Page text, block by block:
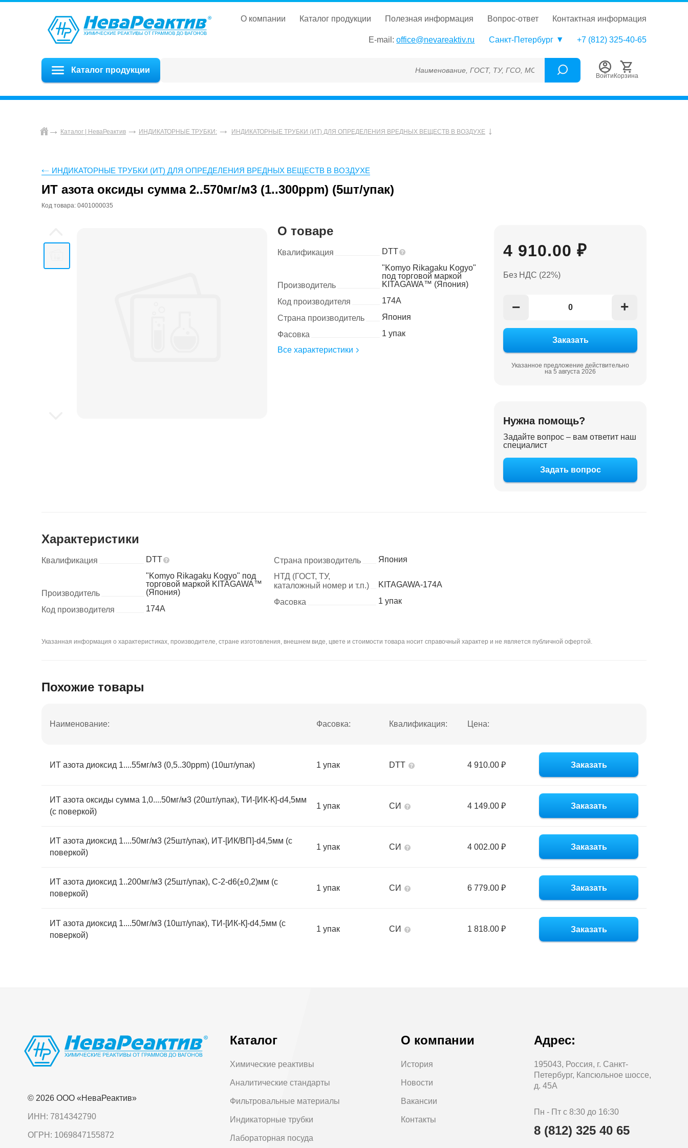
о компании каталог продукции полезная информация вопрос-ответ контактная информация
E-mail: office@nevareaktiv.ru Санкт-Петербург +7 (812) 325-40-65
Каталог продукции Наименование, ГОСТ, ТУ, ГСО, МСО, ОСО, СОП, ГРСИ, Каталожный номер (Артикул),
Войти Корзина
Каталог | НеваРеактив ИНДИКАТОРНЫЕ ТРУБКИ: ИНДИКАТОРНЫЕ ТРУБКИ (ИТ) ДЛЯ ОПРЕДЕЛЕНИЯ ВРЕДНЫХ ВЕЩЕСТВ В ВОЗДУХЕ
ИНДИКАТОРНЫЕ ТРУБКИ (ИТ) ДЛЯ ОПРЕДЕЛЕНИЯ ВРЕДНЫХ ВЕЩЕСТВ В ВОЗДУХЕ
ИТ азота оксиды сумма 2..570мг/м3 (1..300ppm) (5шт/упак)
Код товара: 0401000035
4 910.00 ₽
Без НДС (22%)
− +
Указанное предложение действительно
на 5 августа 2026
О товаре
Квалификация DTT
Производитель
"Komyo Rikagaku Kogyo"
под торговой маркой
KITAGAWA™ (Япония)
Код производителя
174A
Страна производитель
Япония
Фасовка
1 упак
Все характеристики
Нужна помощь?
Задайте вопрос – вам ответит наш
специалист
Задать вопрос
Характеристики
Квалификация DTT
Производитель
"Komyo Rikagaku Kogyo" под
торговой маркой KITAGAWA™
(Япония)
Код производителя
174A
Страна производитель
Япония
НТД (ГОСТ, ТУ,
каталожный номер и т.п.)
KITAGAWA-174A
Фасовка
1 упак
Указанная информация о характеристиках, производителе, стране изготовления, внешнем виде, цвете и стоимости товара носит справочный характер и не является публичной офертой.
Похожие товары
Наименование: Фасовка: Квалификация: Цена:
ИТ азота диоксид 1....55мг/м3 (0,5..30ppm) (10шт/упак) 1 упак DTT 4 910.00 ₽ Заказать
ИТ азота оксиды сумма 1,0....50мг/м3 (20шт/упак), ТИ-[ИК-К]-d4,5мм
(с поверкой)
1 упак СИ 4 149.00 ₽ Заказать
ИТ азота диоксид 1....50мг/м3 (25шт/упак), ИТ-[ИК/ВП]-d4,5мм (с
поверкой)
1 упак СИ 4 002.00 ₽ Заказать
ИТ азота диоксид 1..200мг/м3 (25шт/упак), С-2-d6(±0,2)мм (с
поверкой)
1 упак СИ 6 779.00 ₽ Заказать
ИТ азота диоксид 1....50мг/м3 (10шт/упак), ТИ-[ИК-К]-d4,5мм (с
поверкой)
1 упак СИ 1 818.00 ₽ Заказать
© 2026 OOO «НеваРеактив»
ИНН: 7814342790
ОГРН: 1069847155872
Каталог
Химические реактивы
Аналитические стандарты
Фильтровальные материалы
Индикаторные трубки
Лабораторная посуда
О компании
История
Новости
Вакансии
Контакты
Адрес:
195043, Россия, г. Санкт-
Петербург, Капсюльное шоссе,
д. 45А
Пн - Пт с 8:30 до 16:30
8 (812) 325 40 65